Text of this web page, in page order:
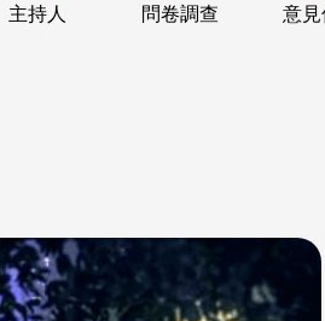
主持人 問卷調查 意見